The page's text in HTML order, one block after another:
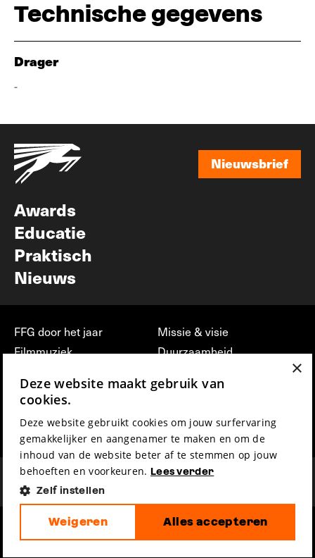
Technische gegevens
Drager
-
Nieuwsbrief
Awards
Educatie
Praktisch
Nieuws
FFG door het jaar
Filmmuziek
Press & Industry
Film Fest Friends
Missie & visie
Duurzaamheid
vrijwilligerswerk bij FFG
Privacy & Disclaimer
×
Deze website maakt gebruik van
cookies.
Deze website gebruikt cookies om jouw surfervaring
gemakkelijker en aangenamer te maken en om de
inhoud van de website beter af te stemmen op jouw
behoeften en voorkeuren. Lees verder
Zelf instellen
Alles accepteren
Weigeren